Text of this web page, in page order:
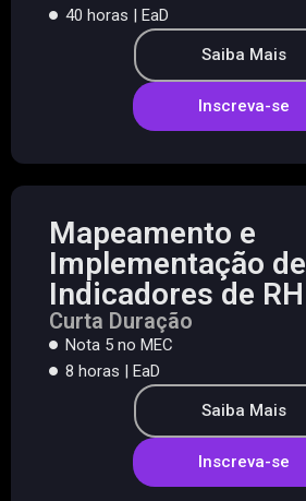
40 horas | EaD
Saiba Mais
Inscreva-se
Mapeamento e
Implementação de
Indicadores de RH
Curta Duração
Nota 5 no MEC
8 horas | EaD
Saiba Mais
Inscreva-se